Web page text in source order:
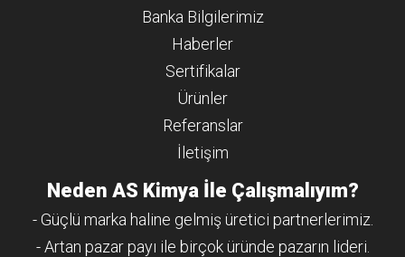
Banka Bilgilerimiz
Haberler
Sertifikalar
Ürünler
Referanslar
İletişim
Neden AS Kimya İle Çalışmalıyım?
- Güçlü marka haline gelmiş üretici partnerlerimiz.
- Artan pazar payı ile birçok üründe pazarın lideri.